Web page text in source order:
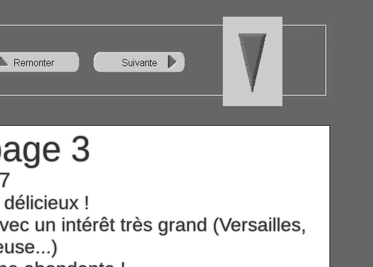
3
!
un intérêt très grand (Versailles,